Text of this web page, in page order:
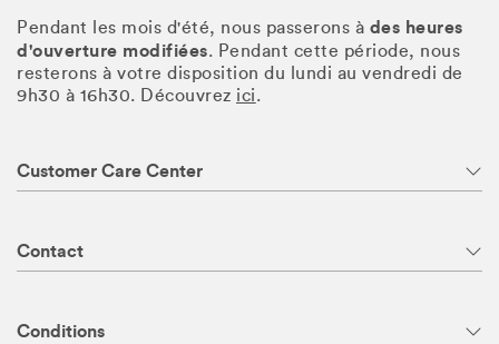
Pendant les mois d'été, nous passerons à des heures
d'ouverture modifiées. Pendant cette période, nous
resterons à votre disposition du lundi au vendredi de
9h30 à 16h30. Découvrez ici.
Customer Care Center
Contact
Conditions